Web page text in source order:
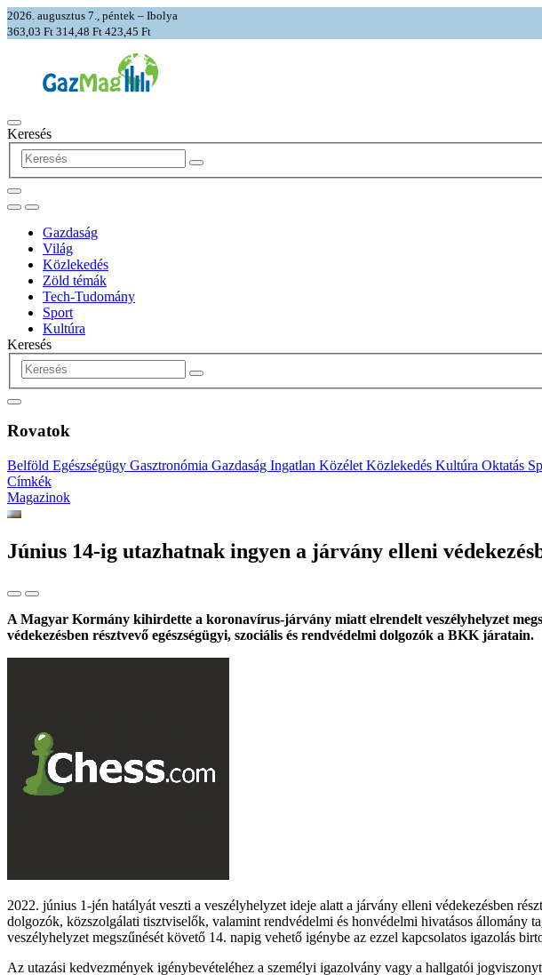
2026. augusztus 7., péntek – Ibolya
363,03 Ft 314,48 Ft 423,45 Ft
Keresés
Gazdaság
Világ
Közlekedés
Zöld témák
Tech-Tudomány
Sport
Kultúra
Keresés
Rovatok
Belföld Egészségügy Gasztronómia Gazdaság Ingatlan Közélet Közlekedés Kultúra Oktatás
Címkék
Magazinok
Június 14-ig utazhatnak ingyen a járvány elleni
A Magyar Kormány kihirdette a koronavírus-járvány miatt elrendelt veszélyhelyzet
védekezésben résztvevő egészségügyi, szociális és rendvédelmi dolgozók a BKK járatain.
2022. június 1-jén hatályát veszti a veszélyhelyzet ideje alatt a járvány elleni védekezésben
dolgozók, közszolgálati tisztviselők, valamint rendvédelmi és honvédelmi hivatásos állomány
veszélyhelyzet megszűnését követő 14. napig vehető igénybe az ezzel kapcsolatos igazolás
Az utazási kedvezmények igénybevételéhez a személyi igazolvány vagy a hallgatói